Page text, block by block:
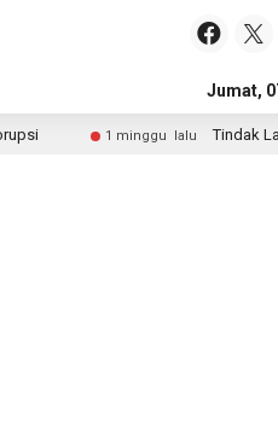
Jumat,
1 minggu lalu Tindak Lanjuti